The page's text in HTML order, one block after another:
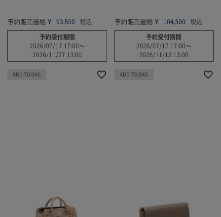
予約販売価格 ¥ 93,500
税込
予約受付期間
2026/07/17 17:00〜
2026/11/27 13:00
ADD TO BAG
予約販売価格 ¥ 104,500
税込
予約受付期間
2026/07/17 17:00〜
2026/11/13 13:00
ADD TO BAG